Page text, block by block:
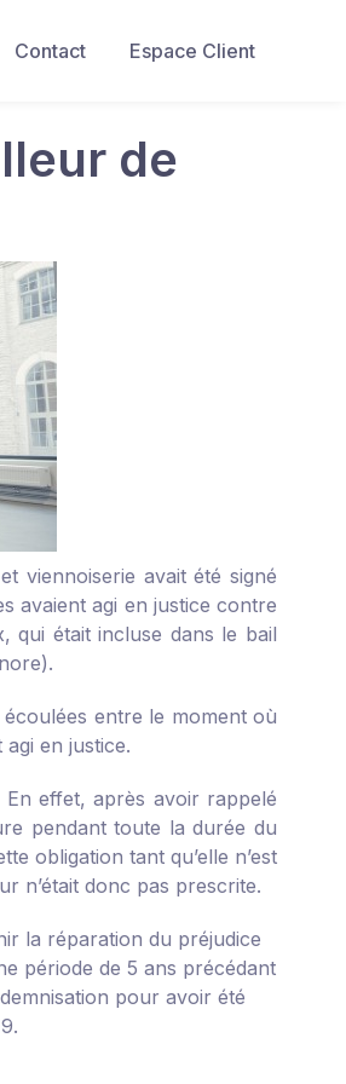
Contact
Espace Client
de
viennoiserie avait été signé
avaient agi en justice contre
qui était incluse dans le bail
entre le moment où
en justice.
effet, après avoir rappelé
pendant toute la durée du
obligation tant qu’elle n’est
n’était donc pas prescrite.
la réparation du préjudice
période de 5 ans précédant
pour avoir été